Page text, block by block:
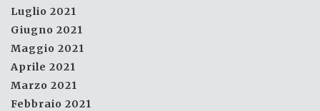
Luglio 2021
Giugno 2021
Maggio 2021
Aprile 2021
Marzo 2021
Febbraio 2021